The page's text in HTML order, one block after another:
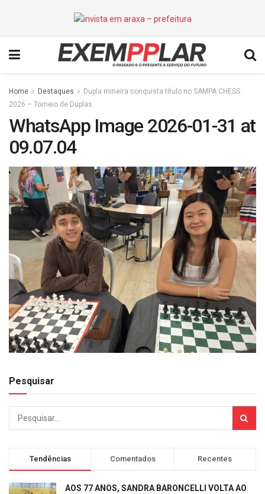
Home Destaques
Dupla mineira conquista título no SAMPA CHESS
2026 – Torneio de Duplas
WhatsApp Image 2026-01-31 at
09.07.04
Pesquisar
Tendências Comentados Recentes
AOS 77 ANOS, SANDRA BARONCELLI VOLTA AO